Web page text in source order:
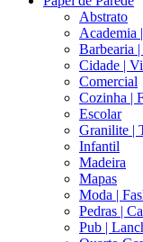
Abstrato
Academia
Barbearia
Cidade |
Comercial
Cozinha |
Escolar
Granilite |
Infantil
Madeira
Mapas
Moda |
Pedras |
Pub |